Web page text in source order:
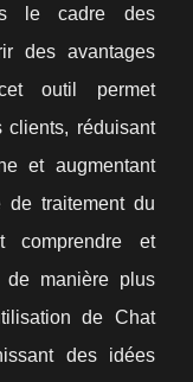
le cadre des
des avantages
outil permet
clients, réduisant
et augmentant
de traitement du
comprendre et
de manière plus
de Chat
des idées